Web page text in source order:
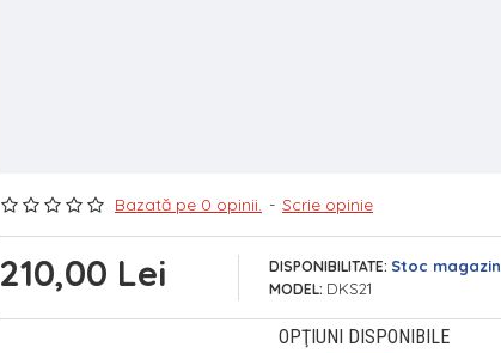
Bazată pe 0 opinii. - Scrie opinie
210,00 Lei DISPONIBILITATE: Stoc magazin
MODEL: DKS21
OPŢIUNI DISPONIBILE